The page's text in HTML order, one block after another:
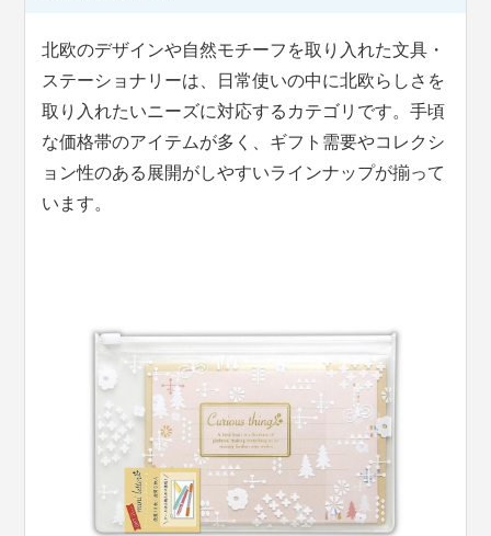
北欧のデザインや自然モチーフを取り入れた文具・
ステーショナリーは、日常使いの中に北欧らしさを
取り入れたいニーズに対応するカテゴリです。手頃
な価格帯のアイテムが多く、ギフト需要やコレクシ
ョン性のある展開がしやすいラインナップが揃って
います。